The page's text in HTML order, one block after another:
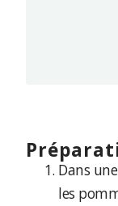
Dans
les